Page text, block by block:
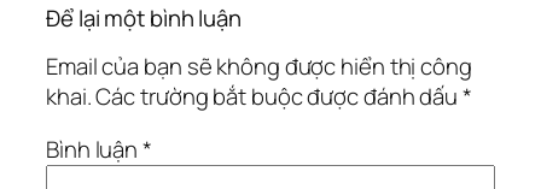
Để lại một bình luận
Email của bạn sẽ không được hiển thị công
khai.Các trường bắt buộc được đánh dấu*
Bình luận*